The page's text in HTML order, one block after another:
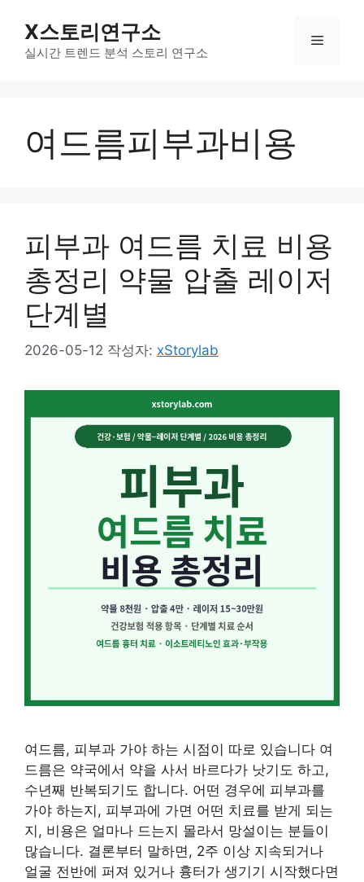
X스토리연구소
실시간 트렌드 분석 스토리 연구소
메
여드름피부과비용
피부과 여드름 치료 비용
총정리 약물 압출 레이저
단계별
2026-05-12 작성자: xStorylab
여드름, 피부과 가야 하는 시점이 따로 있습니다 여
드름은 약국에서 약을 사서 바르다가 낫기도 하고,
수년째 반복되기도 합니다. 어떤 경우에 피부과를
가야 하는지, 피부과에 가면 어떤 치료를 받게 되는
지, 비용은 얼마나 드는지 몰라서 망설이는 분들이
많습니다. 결론부터 말하면, 2주 이상 지속되거나
얼굴 전반에 퍼져 있거나 흉터가 생기기 시작했다면